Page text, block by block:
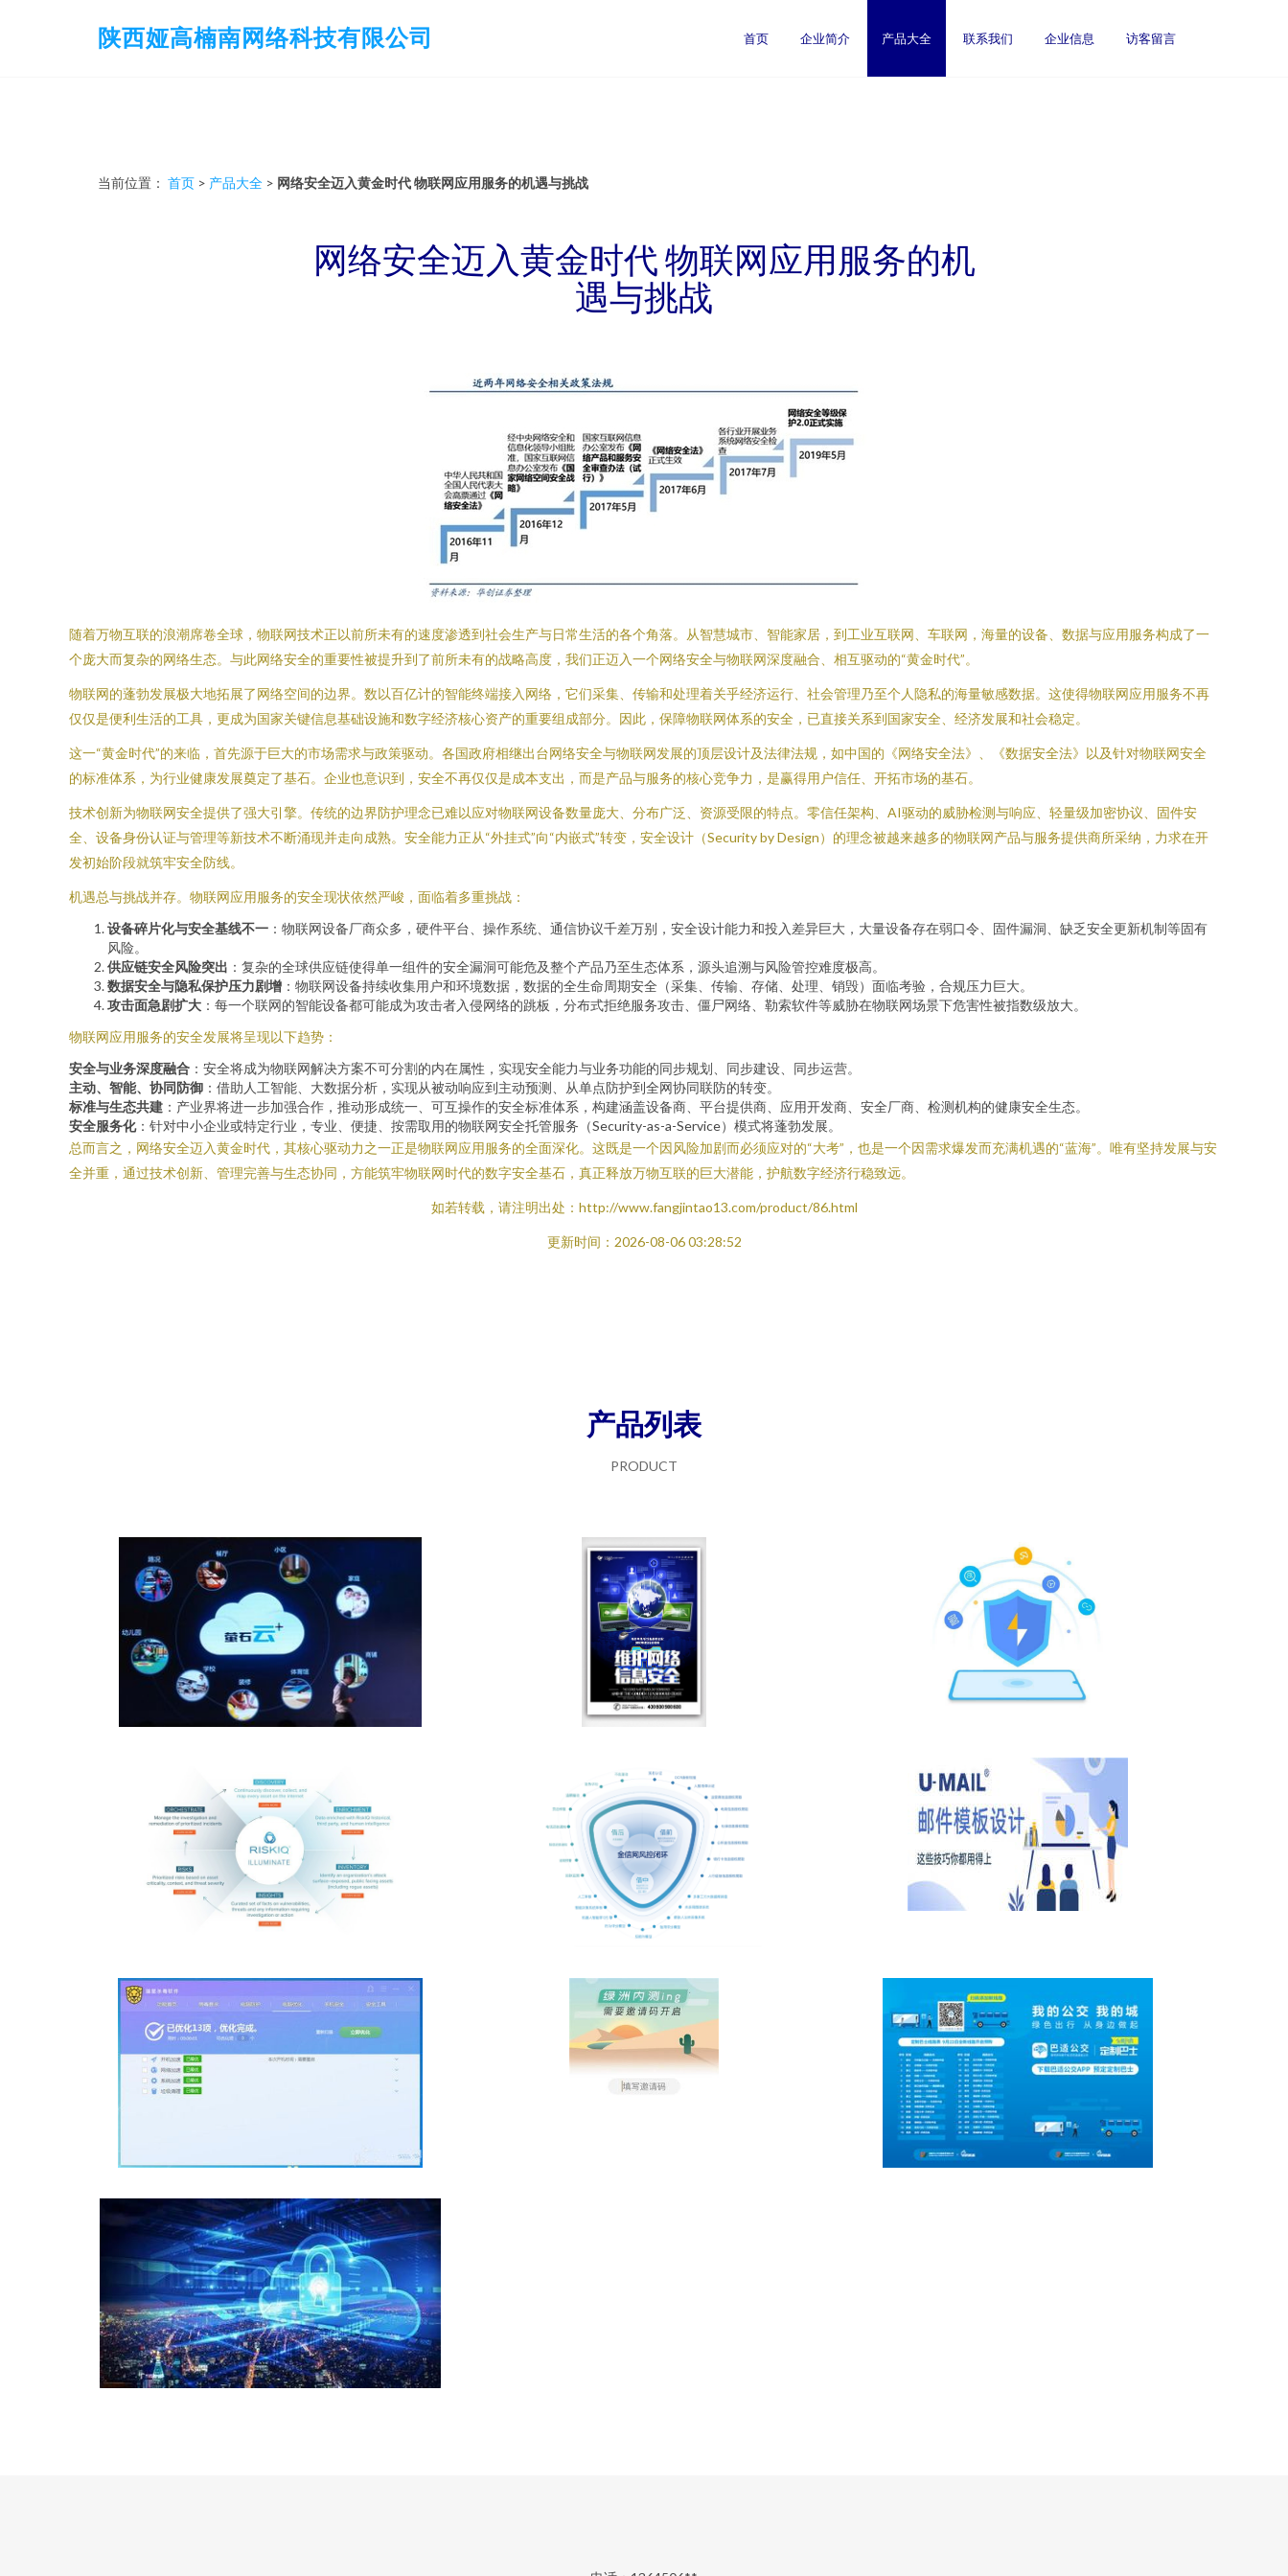
陕西娅高楠南网络科技有限公司 首页 企业简介 产品大全 联系我们 企业信息 访客留言
当前位置： 首页 > 产品大全 > 网络安全迈入黄金时代 物联网应用服务的机遇与挑战
网络安全迈入黄金时代 物联网应用服务的机
遇与挑战
随着万物互联的浪潮席卷全球，物联网技术正以前所未有的速度渗透到社会生产与日常生活的各个角落。从智慧城市、智能家居，到工业互联网、车联网，海量的设备、数据与应用服务构成了一
个庞大而复杂的网络生态。与此网络安全的重要性被提升到了前所未有的战略高度，我们正迈入一个网络安全与物联网深度融合、相互驱动的“黄金时代”。
物联网的蓬勃发展极大地拓展了网络空间的边界。数以百亿计的智能终端接入网络，它们采集、传输和处理着关乎经济运行、社会管理乃至个人隐私的海量敏感数据。这使得物联网应用服务不再
仅仅是便利生活的工具，更成为国家关键信息基础设施和数字经济核心资产的重要组成部分。因此，保障物联网体系的安全，已直接关系到国家安全、经济发展和社会稳定。
这一“黄金时代”的来临，首先源于巨大的市场需求与政策驱动。各国政府相继出台网络安全与物联网发展的顶层设计及法律法规，如中国的《网络安全法》、《数据安全法》以及针对物联网安全
的标准体系，为行业健康发展奠定了基石。企业也意识到，安全不再仅仅是成本支出，而是产品与服务的核心竞争力，是赢得用户信任、开拓市场的基石。
技术创新为物联网安全提供了强大引擎。传统的边界防护理念已难以应对物联网设备数量庞大、分布广泛、资源受限的特点。零信任架构、AI驱动的威胁检测与响应、轻量级加密协议、固件安
全、设备身份认证与管理等新技术不断涌现并走向成熟。安全能力正从“外挂式”向“内嵌式”转变，安全设计（Security by Design）的理念被越来越多的物联网产品与服务提供商所采纳，力求在开
发初始阶段就筑牢安全防线。
机遇总与挑战并存。物联网应用服务的安全现状依然严峻，面临着多重挑战：
设备碎片化与安全基线不一 ：物联网设备厂商众多，硬件平台、操作系统、通信协议千差万别，安全设计能力和投入差异巨大，大量设备存在弱口令、固件漏洞、缺乏安全更新机制等固有
风险。
供应链安全风险突出 ：复杂的全球供应链使得单一组件的安全漏洞可能危及整个产品乃至生态体系，源头追溯与风险管控难度极高。
数据安全与隐私保护压力剧增 ：物联网设备持续收集用户和环境数据，数据的全生命周期安全（采集、传输、存储、处理、销毁）面临考验，合规压力巨大。
攻击面急剧扩大 ：每一个联网的智能设备都可能成为攻击者入侵网络的跳板，分布式拒绝服务攻击、僵尸网络、勒索软件等威胁在物联网场景下危害性被指数级放大。
物联网应用服务的安全发展将呈现以下趋势：
安全与业务深度融合 ：安全将成为物联网解决方案不可分割的内在属性，实现安全能力与业务功能的同步规划、同步建设、同步运营。
主动、智能、协同防御 ：借助人工智能、大数据分析，实现从被动响应到主动预测、从单点防护到全网协同联防的转变。
标准与生态共建 ：产业界将进一步加强合作，推动形成统一、可互操作的安全标准体系，构建涵盖设备商、平台提供商、应用开发商、安全厂商、检测机构的健康安全生态。
安全服务化：针对中小企业或特定行业，专业、便捷、按需取用的物联网安全托管服务（Security-as-a-Service）模式将蓬勃发展。
总而言之，网络安全迈入黄金时代，其核心驱动力之一正是物联网应用服务的全面深化。这既是一个因风险加剧而必须应对的“大考”，也是一个因需求爆发而充满机遇的“蓝海”。唯有坚持发展与安
全并重，通过技术创新、管理完善与生态协同，方能筑牢物联网时代的数字安全基石，真正释放万物互联的巨大潜能，护航数字经济行稳致远。
如若转载，请注明出处：http://www.fangjintao13.com/product/86.html
更新时间：2026-08-06 03:28:52
产品列表
PRODUCT